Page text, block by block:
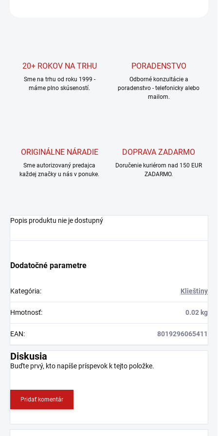
20+ ROKOV NA TRHU
Sme na trhu od roku 1999 -
máme plno skúseností.
PORADENSTVO
Odborné konzultácie a
poradenstvo - telefonicky alebo
mailom.
ORIGINÁLNE NÁRADIE
Sme autorizovaný predajca
každej značky u nás v ponuke.
DOPRAVA ZADARMO
Doručenie kuriérom nad 150 EUR
ZADARMO.
Popis produktu nie je dostupný
Dodatočné parametre
Kategória: Klieštiny
Hmotnosť: 0.02 kg
EAN: 8019296065411
Diskusia
Buďte prvý, kto napíše príspevok k tejto položke.
Pridať komentár